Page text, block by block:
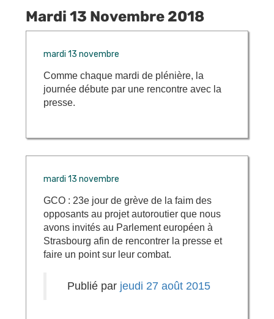
Mardi 13 Novembre 2018
mardi 13 novembre
Comme chaque mardi de plénière, la
journée débute par une rencontre avec la
presse.
mardi 13 novembre
GCO : 23e jour de grève de la faim des
opposants au projet autoroutier que nous
avons invités au Parlement européen à
Strasbourg afin de rencontrer la presse et
faire un point sur leur combat.
Publié par jeudi 27 août 2015